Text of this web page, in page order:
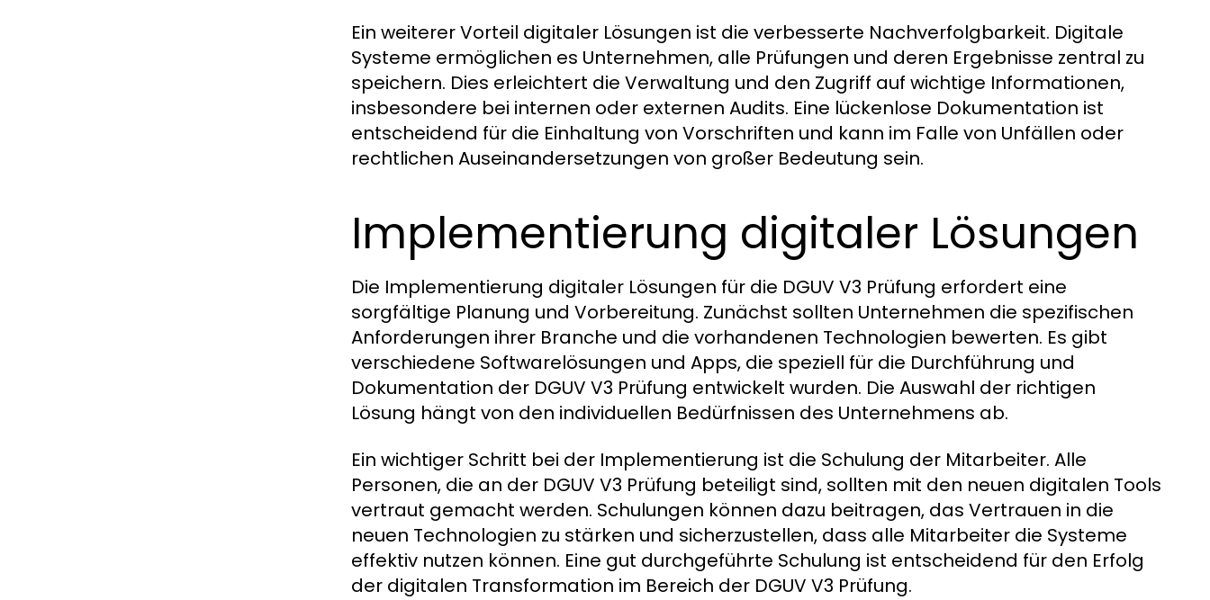
Ein weiterer Vorteil digitaler Lösungen ist die verbesserte Nachverfolgbarkeit. Digitale
Systeme ermöglichen es Unternehmen, alle Prüfungen und deren Ergebnisse zentral zu
speichern. Dies erleichtert die Verwaltung und den Zugriff auf wichtige Informationen,
insbesondere bei internen oder externen Audits. Eine lückenlose Dokumentation ist
entscheidend für die Einhaltung von Vorschriften und kann im Falle von Unfällen oder
rechtlichen Auseinandersetzungen von großer Bedeutung sein.
Implementierung digitaler Lösungen
Die Implementierung digitaler Lösungen für die DGUV V3 Prüfung erfordert eine
sorgfältige Planung und Vorbereitung. Zunächst sollten Unternehmen die spezifischen
Anforderungen ihrer Branche und die vorhandenen Technologien bewerten. Es gibt
verschiedene Softwarelösungen und Apps, die speziell für die Durchführung und
Dokumentation der DGUV V3 Prüfung entwickelt wurden. Die Auswahl der richtigen
Lösung hängt von den individuellen Bedürfnissen des Unternehmens ab.
Ein wichtiger Schritt bei der Implementierung ist die Schulung der Mitarbeiter. Alle
Personen, die an der DGUV V3 Prüfung beteiligt sind, sollten mit den neuen digitalen Tools
vertraut gemacht werden. Schulungen können dazu beitragen, das Vertrauen in die
neuen Technologien zu stärken und sicherzustellen, dass alle Mitarbeiter die Systeme
effektiv nutzen können. Eine gut durchgeführte Schulung ist entscheidend für den Erfolg
der digitalen Transformation im Bereich der DGUV V3 Prüfung.